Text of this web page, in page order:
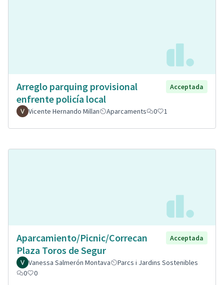
Arreglo parquing provisional
enfrente policía local
Acceptada
Vicente Hernando Millan Aparcaments 0 1
Aparcamiento/Picnic/Correcan
Plaza Toros de Segur
Acceptada
Vanessa Salmerón Montava
Parcs i Jardins Sostenibles
0
0